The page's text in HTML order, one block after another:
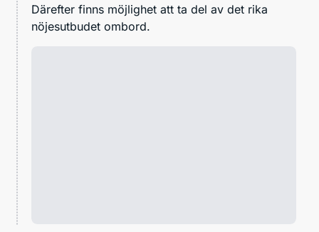
Därefter finns möjlighet att ta del av det rika
nöjesutbudet ombord.